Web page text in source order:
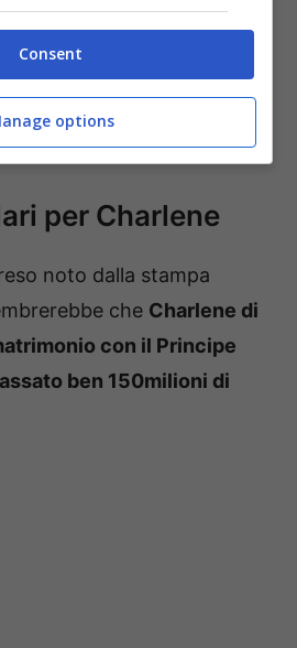
eccolo oggi, cosa fa
“E’ un reato”, Federica
cosa sta succedendo
per Charlene
noto dalla stampa
che Charlene di
con il Principe
ben 150milioni di
Consent
options